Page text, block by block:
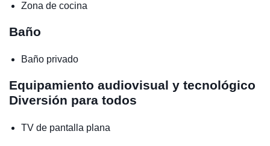
Zona de cocina
Baño
Baño privado
Equipamiento audiovisual y tecnológico
Diversión para todos
TV de pantalla plana